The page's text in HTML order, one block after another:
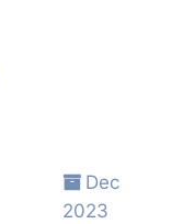
Dec
2023